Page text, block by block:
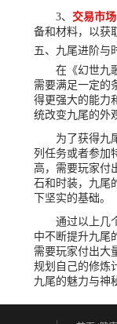
3、 交易市场
备和材料，以获
五、九尾进阶与
在《幻世九
需要满足一定的
得更强大的能力
统改变九尾的外
为了获得九
列任务或者参加
高，需要玩家付
石和时装，九尾
下坚实的基础。
通过以上几
中不断提升九尾
需要玩家付出大
规划自己的修炼
九尾的魅力与神